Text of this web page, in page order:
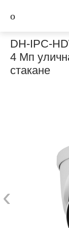
DH-IPC-
4 Мп
стакане
‹